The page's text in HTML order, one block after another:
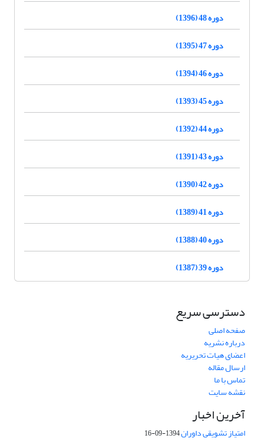
دوره 48 (1396)
دوره 47 (1395)
دوره 46 (1394)
دوره 45 (1393)
دوره 44 (1392)
دوره 43 (1391)
دوره 42 (1390)
دوره 41 (1389)
دوره 40 (1388)
دوره 39 (1387)
دسترسی سریع
صفحه اصلی
درباره نشریه
اعضای هیات تحریریه
ارسال مقاله
تماس با ما
نقشه سایت
آخرین اخبار
امتیاز تشویقی داوران1394-09-16